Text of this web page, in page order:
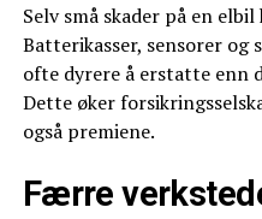
Selv små skader på en
Batterikasser, sensorer og
ofte dyrere å erstatte enn
Dette øker
også premiene.
Færre